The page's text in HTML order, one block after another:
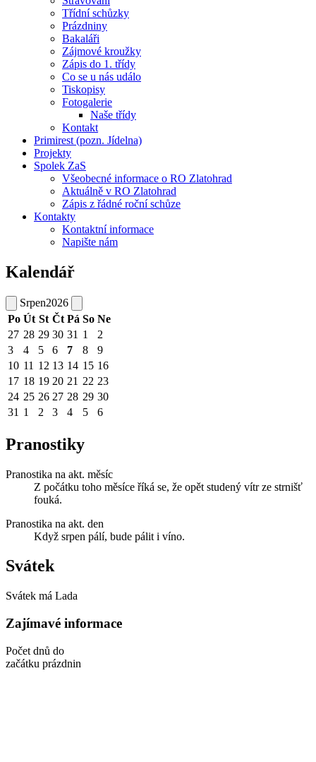
Třídní schůzky
Prázdniny
Bakaláři
Zájmové kroužky
Zápis do 1. třídy
Co se u nás událo
Tiskopisy
Fotogalerie
Naše třídy
Kontakt
Primirest (pozn. Jídelna)
Projekty
Spolek ZaS
Všeobecné informace o RO Zlatohrad
Aktuálně v RO Zlatohrad
Zápis z řádné roční schůze
Kontakty
Kontaktní informace
Napište nám
Kalendář
Srpen2026
Po Út St Čt Pá So Ne
27 28 29 30 31 1
2
3
4 5 6 7 8
9
10 11 12 13 14 15 16
17 18 19 20 21 22 23
24 25 26 27 28 29 30
31 1 2 3 4 5 6
Pranostiky
Pranostika na akt. měsíc
Z počátku toho měsíce říká se, že opět studený vítr ze strnišť
fouká.
Pranostika na akt. den
Když srpen pálí, bude pálit i víno.
Svátek
Svátek má Lada
Zajímavé informace
Počet dnů do
začátku prázdnin